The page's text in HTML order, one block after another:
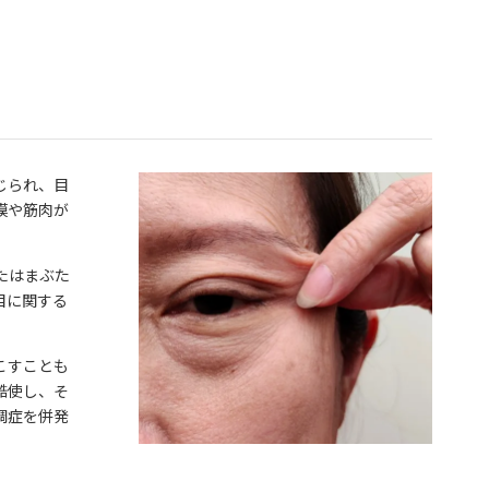
られ、目
や筋肉が
はまぶた
に関する
すことも
使し、そ
症を併発